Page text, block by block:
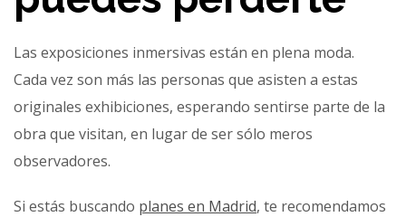
Las exposiciones inmersivas están en plena moda.
Cada vez son más las personas que asisten a estas
originales exhibiciones, esperando sentirse parte de la
obra que visitan, en lugar de ser sólo meros
observadores.
Si estás buscando planes en Madrid, te recomendamos